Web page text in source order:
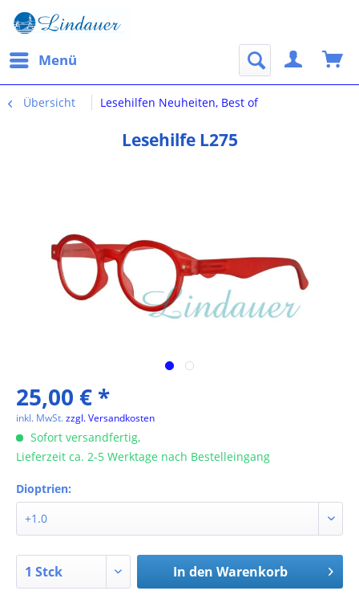
Menü
Übersicht Lesehilfen Neuheiten, Best of
Lesehilfe L275
25,00 € *
inkl. MwSt.zzgl. Versandkosten
Sofort versandfertig,
Lieferzeit ca. 2-5 Werktage nach Bestelleingang
Dioptrien:
In den Warenkorb